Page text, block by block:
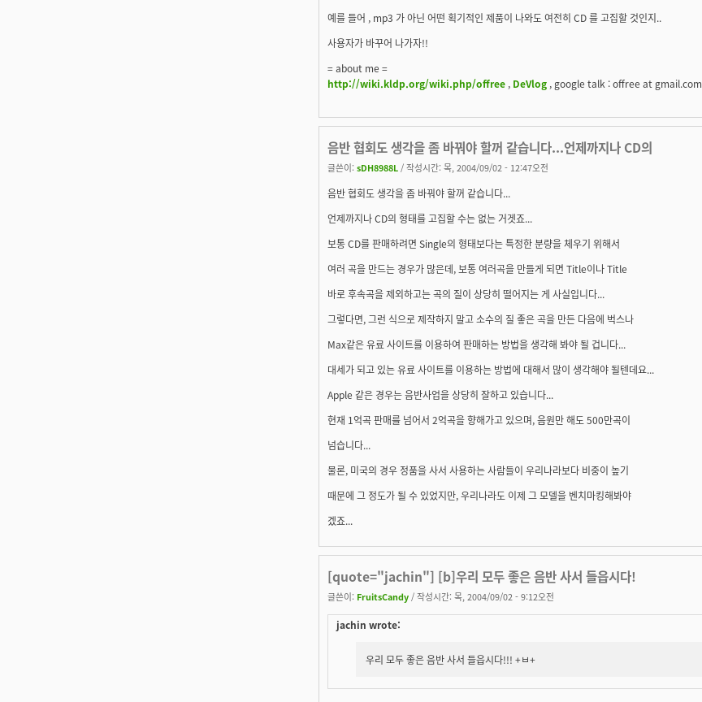
예를 들어 , mp3 가 아닌 어떤 획기적인 제품이 나와도 여전히 CD 를 고집할 것인지..
사용자가 바꾸어 나가자!!
= about me =
http://wiki.kldp.org/wiki.php/offree , DeVlog , google talk : offree at gmail.com
음반 협회도 생각을 좀 바꿔야 할꺼 같습니다...언제까지나 CD의
글쓴이: sDH8988L / 작성시간: 목, 2004/09/02 - 12:47오전
음반 협회도 생각을 좀 바꿔야 할꺼 같습니다...
언제까지나 CD의 형태를 고집할 수는 없는 거겟죠...
보통 CD를 판매하려면 Single의 형태보다는 특정한 분량을 체우기 위해서
여러 곡을 만드는 경우가 많은데, 보통 여러곡을 만들게 되면 Title이나 Title
바로 후속곡을 제외하고는 곡의 질이 상당히 떨어지는 게 사실입니다...
그렇다면, 그런 식으로 제작하지 말고 소수의 질 좋은 곡을 만든 다음에 벅스나
Max같은 유료 사이트를 이용하여 판매하는 방법을 생각해 봐야 될 겁니다...
대세가 되고 있는 유료 사이트를 이용하는 방법에 대해서 많이 생각해야 될텐데요...
Apple 같은 경우는 음반사업을 상당히 잘하고 있습니다...
현재 1억곡 판매를 넘어서 2억곡을 향해가고 있으며, 음원만 해도 500만곡이
넘습니다...
물론, 미국의 경우 정품을 사서 사용하는 사람들이 우리나라보다 비중이 높기
때문에 그 정도가 될 수 있었지만, 우리나라도 이제 그 모델을 벤치마킹해봐야
겠죠...
[quote="jachin"] [b]우리 모두 좋은 음반 사서 들읍시다!
글쓴이: FruitsCandy / 작성시간: 목, 2004/09/02 - 9:12오전
jachin wrote:
우리 모두 좋은 음반 사서 들읍시다!!! +ㅂ+